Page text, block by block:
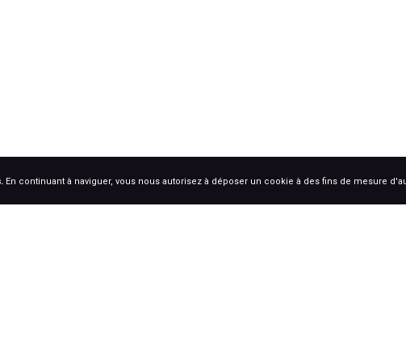
En continuant à naviguer, vous nous autorisez à déposer un cookie à des fins de mesure